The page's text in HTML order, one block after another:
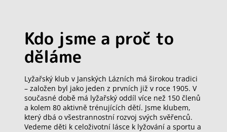
Kdo jsme a proč to
děláme
Lyžařský klub v Janských Lázních má širokou tradici
– založen byl jako jeden z prvních již v roce 1905. V
současné době má lyžařský oddíl více než 150 členů
a kolem 80 aktivně trénujících dětí. Jsme klubem,
který dbá o všestrannostní rozvoj svých svěřenců.
Vedeme děti k celoživotní lásce k lyžování a sportu a